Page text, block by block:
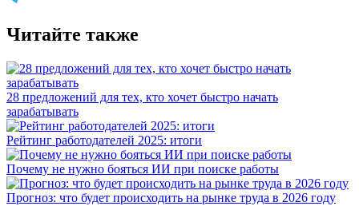
Читайте также
28 предложений для тех, кто хочет быстро начать
зарабатывать
Рейтинг работодателей 2025: итоги
Почему не нужно бояться ИИ при поиске работы
Прогноз: что будет происходить на рынке труда в 2026 году